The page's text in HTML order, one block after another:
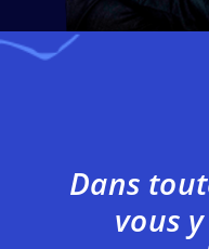
Dans
vous